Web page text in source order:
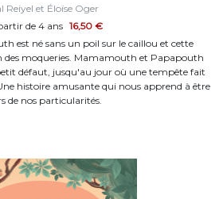
Reiyel et Éloïse Oger
de 4 ans 16,50 €
est né sans un poil sur le caillou et cette
moqueries. Mamamouth et Papapouth
défaut, jusqu'au jour où une tempête fait
histoire amusante qui nous apprend à être
de nos particularités.